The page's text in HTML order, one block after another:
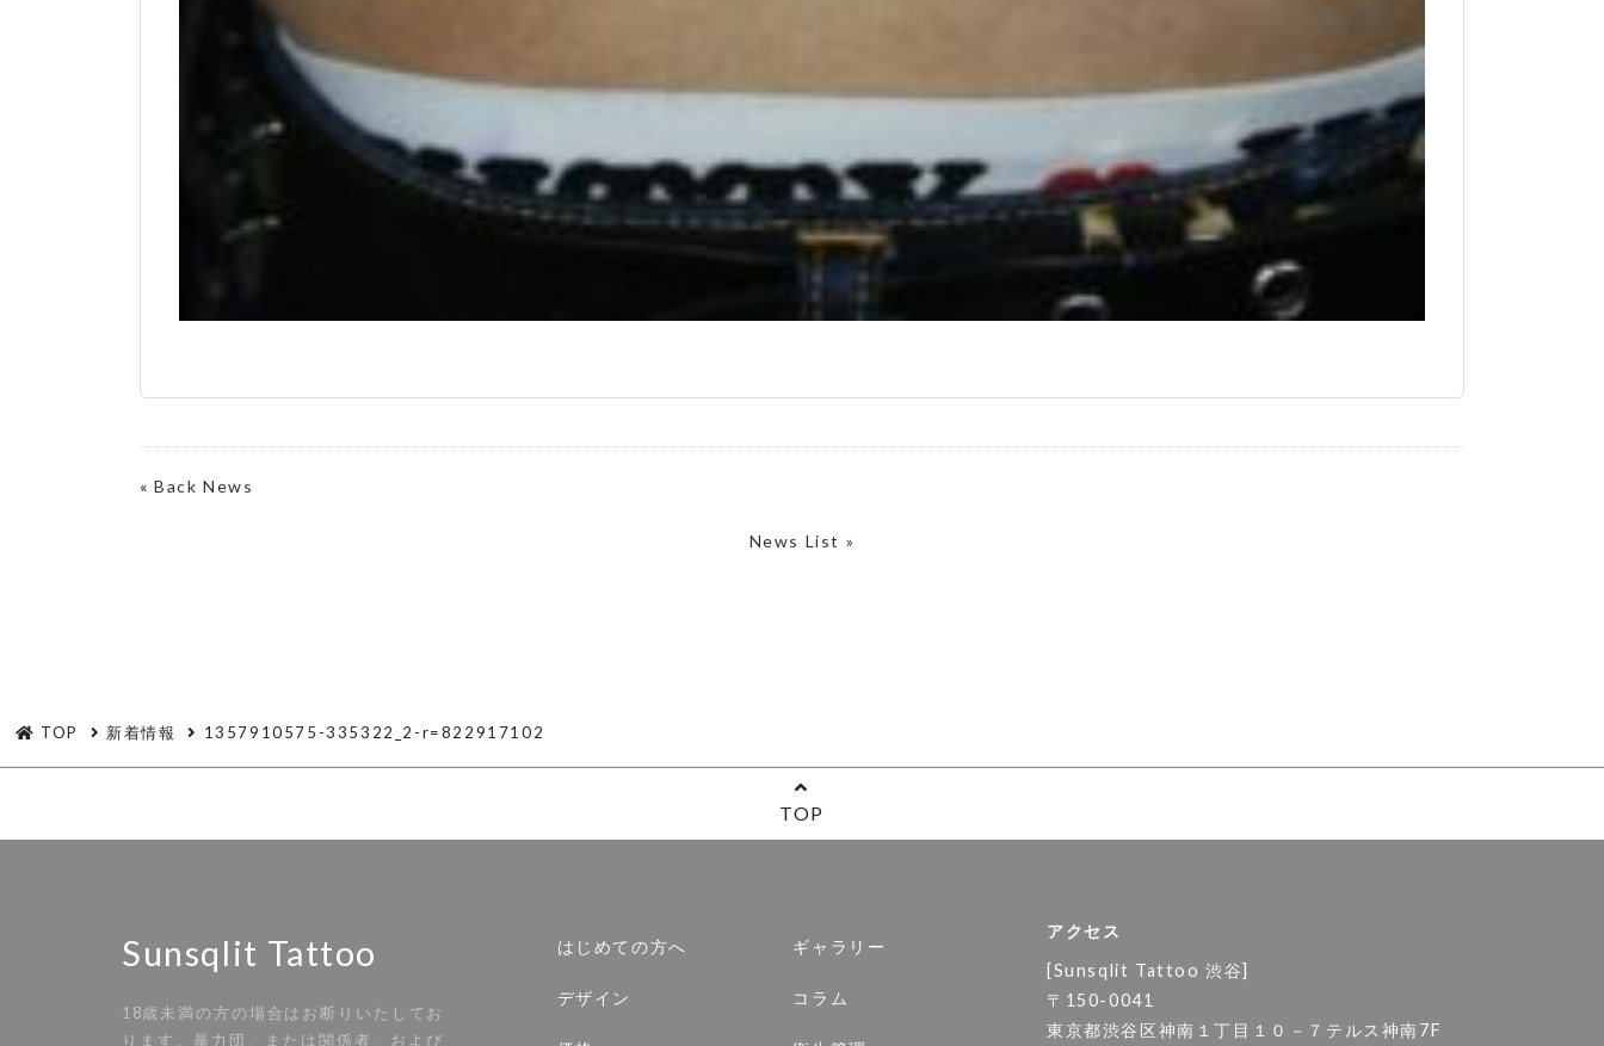
«Back News
News List »
TOP 新着情報 1357910575-335322_2-r=822917102
TOP
Sunsqlit Tattoo
18歳未満の方の場合はお断りいたしてお
ります。暴力団、または関係者、および
はじめての方へ
デザイン
ギャラリー
コラム
アクセス
[Sunsqlit Tattoo 渋谷]
〒150-0041
東京都渋谷区神南１丁目１０－７テルス神南7F